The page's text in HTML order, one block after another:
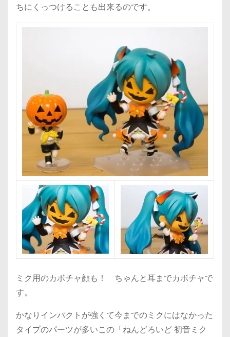
ちにくっつけることも出来るのです。
ミク用のカボチャ顔も！ ちゃんと耳までカボチャで
す。
かなりインパクトが強くて今までのミクにはなかった
タイプのパーツが多いこの「ねんどろいど 初音ミク